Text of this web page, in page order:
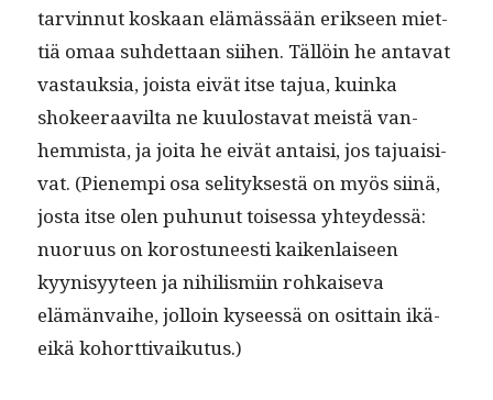
tarvin­nut koskaan elämässään erik­seen miet­
tiä omaa suhdet­taan siihen. Täl­löin he anta­vat
vas­tauk­sia, joista eivät itse tajua, kuin­ka
shokeer­aav­il­ta ne kuu­losta­vat meistä van­
hem­mista, ja joi­ta he eivät antaisi, jos tajuaisi­
vat. (Pienem­pi osa seli­tyk­ses­tä on myös siinä,
jos­ta itse olen puhunut toises­sa yhtey­dessä:
nuoru­us on koros­tuneesti kaiken­laiseen
kyynisyy­teen ja nihilis­mi­in rohkai­se­va
elämän­vai­he, jol­loin kyseessä on osit­tain ikä-
eikä kohorttivaikutus.)